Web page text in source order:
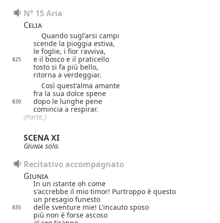
N° 15 Aria
Celia
Quando sugl'arsi campi
scende la pioggia estiva,
le foglie, i fior ravviva,
825
e il bosco e il praticello
tosto si fa più bello,
ritorna a verdeggiar.
Così quest'alma amante
fra la sua dolce spene
830
dopo le lunghe pene
comincia a respirar.
(Parte.)
SCENA XI
Giunia sola.
Recitativo accompagnato
Giunia
In un istante oh come
s'accrebbe il mio timor! Purtroppo è questo
un presagio funesto
835
delle sventure mie! L'incauto sposo
più non è forse ascoso